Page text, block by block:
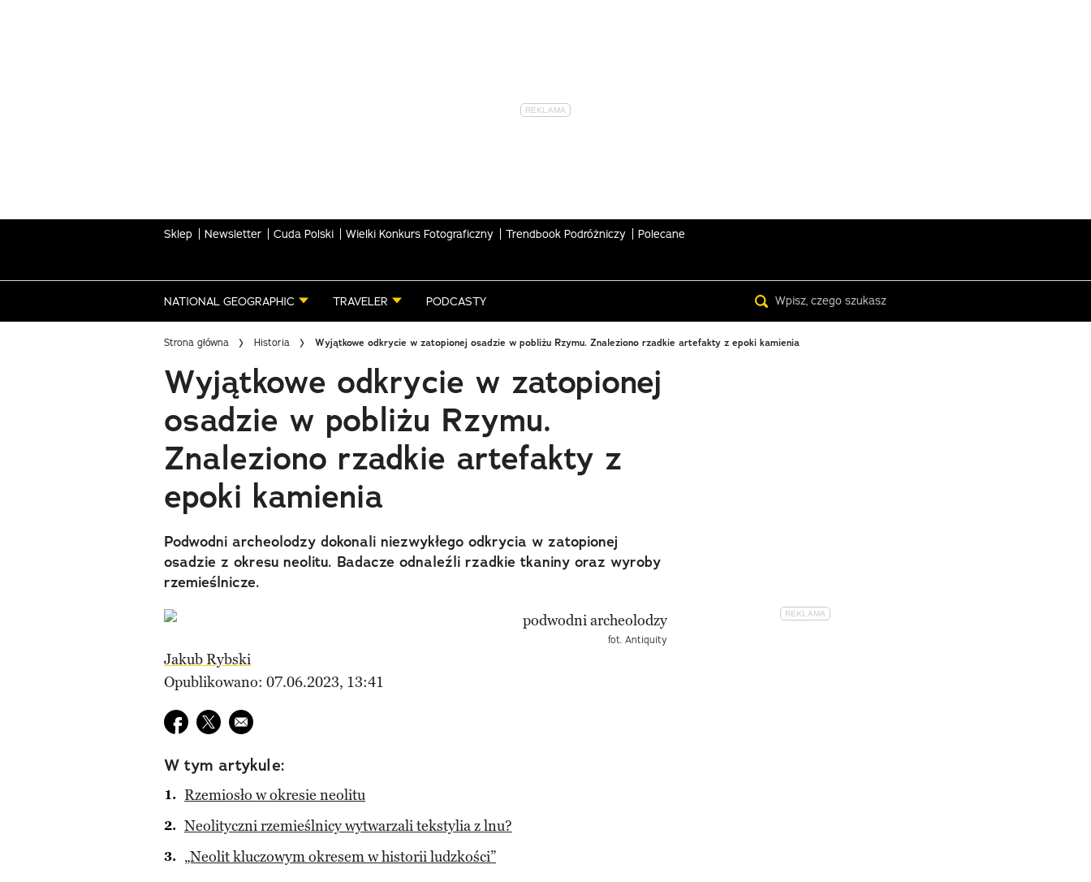
Sklep Newsletter Cuda Polski Wielki Konkurs Fotograficzny Trendbook Podróżniczy Polecane
NATIONAL GEOGRAPHIC TRAVELER PODCASTY
Strona główna Historia Wyjątkowe odkrycie w zatopionej osadzie w pobliżu Rzymu. Znaleziono rzadkie artefakty z epoki kamienia
Wyjątkowe odkrycie w zatopionej
osadzie w pobliżu Rzymu.
Znaleziono rzadkie artefakty z
epoki kamienia
Podwodni archeolodzy dokonali niezwykłego odkrycia w zatopionej
osadzie z okresu neolitu. Badacze odnaleźli rzadkie tkaniny oraz wyroby
rzemieślnicze.
fot. Antiquity
Jakub Rybski
Opublikowano: 07.06.2023, 13:41
Udostępnij na facebook
Udostępnij na twitter
E-mail do przyjaciela
W tym artykule:
Rzemiosło w okresie neolitu
Neolityczni rzemieślnicy wytwarzali tekstylia z lnu?
„Neolit kluczowym okresem w historii ludzkości”